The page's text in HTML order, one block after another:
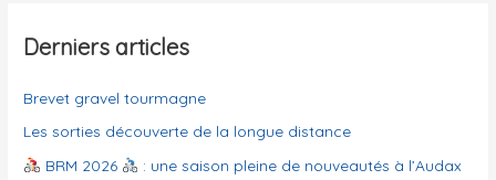
g
r
i
e
Derniers articles
Brevet gravel tourmagne
Les sorties découverte de la longue distance
BRM 2026
: une saison pleine de nouveautés à l’Audax